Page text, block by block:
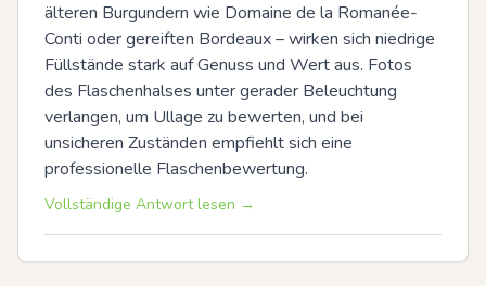
älteren Burgundern wie Domaine de la Romanée-
Conti oder gereiften Bordeaux – wirken sich niedrige
Füllstände stark auf Genuss und Wert aus. Fotos
des Flaschenhalses unter gerader Beleuchtung
verlangen, um Ullage zu bewerten, und bei
unsicheren Zuständen empfiehlt sich eine
professionelle Flaschenbewertung.
Vollständige Antwort lesen →